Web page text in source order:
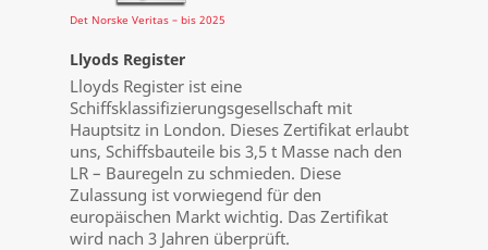
Det Norske Veritas – bis 2025
Llyods Register
Lloyds Register ist eine
Schiffsklassifizierungsgesellschaft mit
Hauptsitz in London. Dieses Zertifikat erlaubt
uns, Schiffsbauteile bis 3,5 t Masse nach den
LR – Bauregeln zu schmieden. Diese
Zulassung ist vorwiegend für den
europäischen Markt wichtig. Das Zertifikat
wird nach 3 Jahren überprüft.